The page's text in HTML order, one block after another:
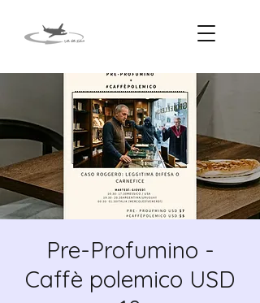
Pre-Profumino -
Caffè polemico USD